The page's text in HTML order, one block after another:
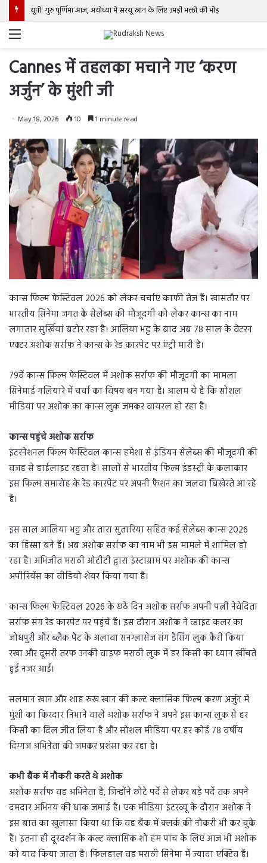
यूपी: गुरु पूर्णिमा आज, अयोध्या में सरयू स्नान के लिए उमड़ी भक्तों की भीड़
Menu
Cannes में तहलका मचाने गए ‘करण
अर्जुन’ के मुंशी जी
May 18, 2026 10 1 minute read
कान्स फिल्म फेस्टिवल 2026 को लेकर चर्चाएं काफी तेज हैं। खासतौर पर
भारतीय सिनेमा जगत के सेलेब्स की मौजूदगी को लेकर कान्स का नाम
लगातार सुर्खियां बटोर रहा है। आलिया भट्ट के बाद अब 78 साल के वेटरन
एक्टर अशोक सर्राफ ने कान्स के रेड कारपेट पर एंट्री मारी है।
79वें कान्स फिल्म फेस्टिवल में अशोक सर्राफ की मौजूदगी का मामला
सिनेमाई गलियारे में चर्चा का विषय बन गया है। आलम ये है कि सोशल
मीडिया पर अशोक का कान्स लुक जमकर वायरल हो रहा है।
कान्स पहुंचे अशोक सर्राफ
इंटरनेशनल फिल्म फेस्टिवल कान्स हमेशा से इंडियन सेलेब्स की मौजूदगी की
वजह से हाईलाइट रहता है। सालों से भारतीय फिल्म इंडस्ट्री के कलाकार
इस फिल्म समारोह के रेड कारपेट पर अपनी फैशन का जलवा बिखेरते आ रहे
हैं।
इस साल आलिया भट्ट और तारा सुतारिया सहित कई सेलेब्स कान्स 2026
का हिस्सा बने हैं। अब अशोक सर्राफ का नाम भी इस मामले में शामिल हो
रहा है। अभिजीत मराठी ओटीटी द्वारा इंस्टाग्राम पर अशोक की कान्स
अपीरियेंस का वीडियो शेयर किया गया है।
कान्स फिल्म फेस्टिवल 2026 के छठे दिन अशोक सर्राफ अपनी पत्नी नेवेदिता
सर्राफ संग रेड कारपेट पर पहुंचे हैं। इस दौरान अशोक ने व्हाइट कलर का
जोधपुरी और ब्लैक पैंट के अलावा सनग्लासेज संग डैसिंग लुक कैरी किया
रखा और दूसरी तरफ उनकी वाइफ मराठी लुक में हर किसी का ध्यान खींचते
हुईं नजर आईं।
सलमान खान और शाह रुख खान की कल्ट क्लासिक फिल्म करण अर्जुन में
मुंशी का किरदार निभाने वाले अशोक सर्राफ ने अपने इस कान्स लुक से हर
किसी का दिल जीत लिया है और सोशल मीडिया पर हर कोई 78 वर्षीय
दिग्गज अभिनेता की जमकर प्रशंसा कर रहा है।
कभी बैंक में नौकरी करते थे अशोक
अशोक सर्राफ वह अभिनेता है, जिन्होंने छोटे पर्दे से लेकर बड़े पर्दे तक अपने
दमदार अभिनय की धाक जमाई है। एक मीडिया इंटरव्यू के दौरान अशोक ने
इस बात का खुलासा किया था कि वह बैंक में क्लर्क की नौकरी भी कर चुके
हैं। इतना ही दूरदर्शन के कल्ट क्लासिक शो हम पांच के लिए आज भी अशोक
को याद किया जाता है। फिलहाल वह मराठी सिनेमा में ज्यादा एक्टिव हैं।